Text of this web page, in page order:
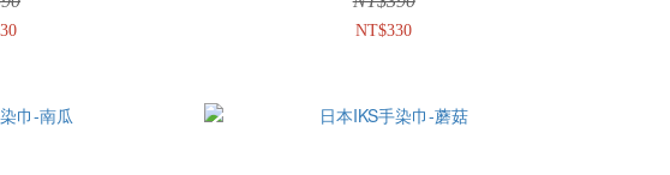
NT$330